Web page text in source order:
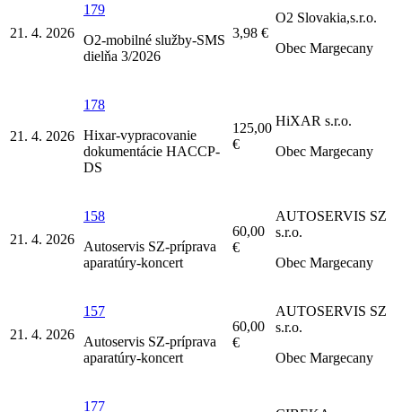
21. 4. 2026
179
O2-mobilné služby-SMS
dielňa 3/2026
3,98 €
O2 Slovakia,s.r.o.
Obec Margecany
21. 4. 2026
178
Hixar-vypracovanie
dokumentácie HACCP-
DS
125,00
€
HiXAR s.r.o.
Obec Margecany
21. 4. 2026
158
Autoservis SZ-príprava
aparatúry-koncert
60,00
€
AUTOSERVIS SZ
s.r.o.
Obec Margecany
21. 4. 2026
157
Autoservis SZ-príprava
aparatúry-koncert
60,00
€
AUTOSERVIS SZ
s.r.o.
Obec Margecany
177